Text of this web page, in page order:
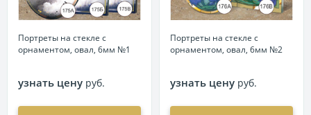
Портреты на стекле с
орнаментом, овал, 6мм №1
узнать цену руб.
Портреты на стекле с
орнаментом, овал, 6мм №2
узнать цену руб.